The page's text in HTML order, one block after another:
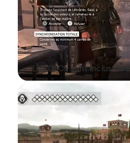
Les DLCs sont inclus